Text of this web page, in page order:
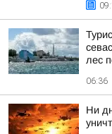
лес
06:36
Ни